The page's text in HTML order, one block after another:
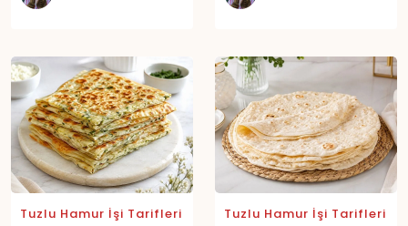
Tuzlu Hamur İşi Tarifleri
Tuzlu Hamur İşi Tarifleri